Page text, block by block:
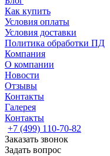
Как купить
Условия оплаты
Условия доставки
Политика обработки ПД
Компания
О компании
Новости
Отзывы
Контакты
Галерея
Контакты
+7 (499) 110-70-82
Заказать звонок
Задать вопрос